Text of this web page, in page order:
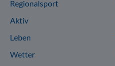
Regionalsport
Aktiv
Leben
Wetter